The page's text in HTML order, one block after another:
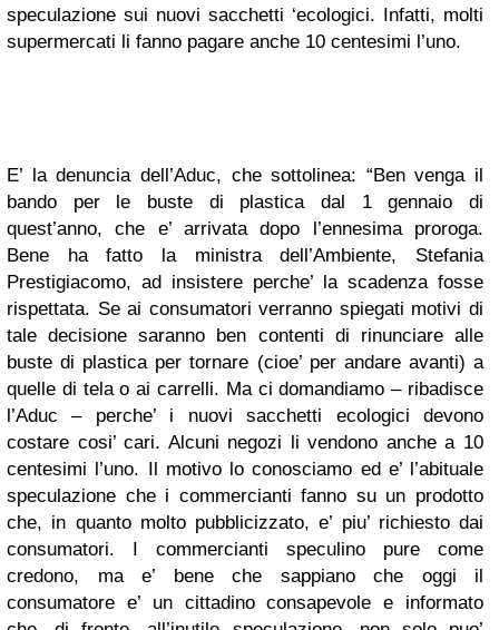
speculazione sui nuovi sacchetti ‘ecologici. Infatti, molti
supermercati li fanno pagare anche 10 centesimi l’uno.
E’ la denuncia dell’Aduc, che sottolinea: “Ben venga il
bando per le buste di plastica dal 1 gennaio di
quest’anno, che e’ arrivata dopo l’ennesima proroga.
Bene ha fatto la ministra dell’Ambiente, Stefania
Prestigiacomo, ad insistere perche’ la scadenza fosse
rispettata. Se ai consumatori verranno spiegati motivi di
tale decisione saranno ben contenti di rinunciare alle
buste di plastica per tornare (cioe’ per andare avanti) a
quelle di tela o ai carrelli. Ma ci domandiamo – ribadisce
l’Aduc – perche’ i nuovi sacchetti ecologici devono
costare cosi’ cari. Alcuni negozi li vendono anche a 10
centesimi l’uno. Il motivo lo conosciamo ed e’ l’abituale
speculazione che i commercianti fanno su un prodotto
che, in quanto molto pubblicizzato, e’ piu’ richiesto dai
consumatori. I commercianti speculino pure come
credono, ma e’ bene che sappiano che oggi il
consumatore e’ un cittadino consapevole e informato